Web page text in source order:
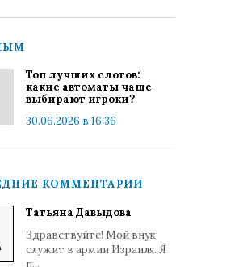
Топ лучших слотов:
какие автоматы чаще
выбирают игроки?
30.06.2026 в 16:36
КОММЕНТАРИИ
Татьяна Давыдова
Здравствуйте! Мой внук
служит в армии Израиля. Я
п...